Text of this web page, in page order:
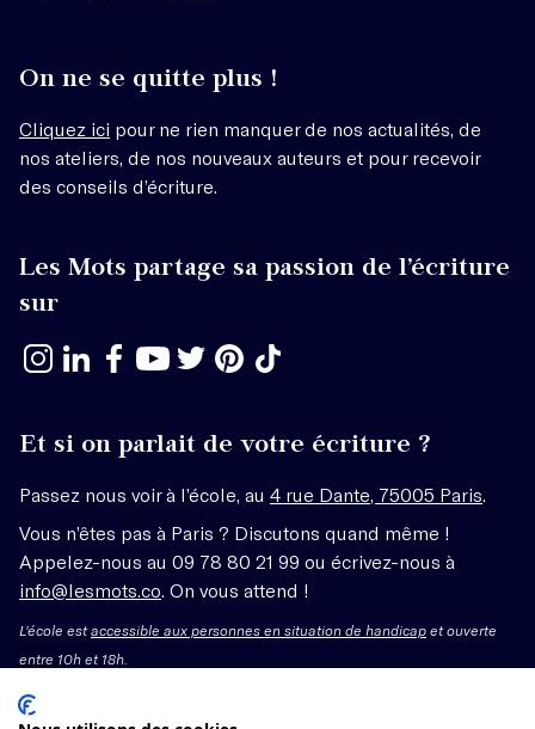
On ne se quitte plus !
Cliquez ici pour ne rien manquer de nos actualités, de
nos ateliers, de nos nouveaux auteurs et pour recevoir
des conseils d’écriture.
Les Mots partage sa passion de l’écriture
sur
Et si on parlait de votre écriture ?
Passez nous voir à l’école, au 4 rue Dante, 75005 Paris.
Vous n’êtes pas à Paris ? Discutons quand même !
Appelez-nous au 09 78 80 21 99 ou écrivez-nous à
info@lesmots.co. On vous attend !
L'école estaccessible aux personnes en situation de handicap et ouverte
entre 10h et 18h.